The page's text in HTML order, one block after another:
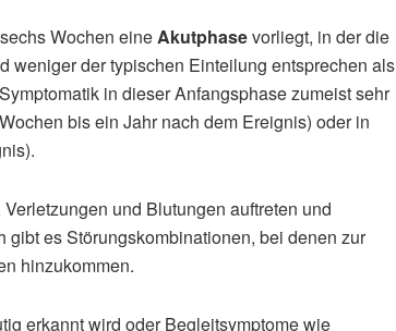
Wochen eineAkutphasevorliegt, in der die
weniger der typischen Einteilung entsprechen als
in dieser Anfangsphase zumeist sehr
bis ein Jahr nach dem Ereignis) oder in
und Blutungen auftreten und
es Störungskombinationen, bei denen zur
hinzukommen.
erkannt wird oder Begleitsymptome wie